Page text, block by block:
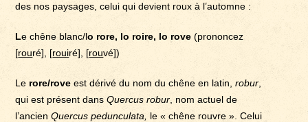
des nos paysages, celui qui devient roux à l’automne :
Le chêne blanc/lo rore, lo roire, lo rove (prononcez
[rouré], [rouiré], [rouvé])
Le rore/rove est dérivé du nom du chêne en latin,robur
qui est présent dansQuercus robur , nom actuel de
l’ancienQuercus pedunculata, le « chêne rouvre ». Celui